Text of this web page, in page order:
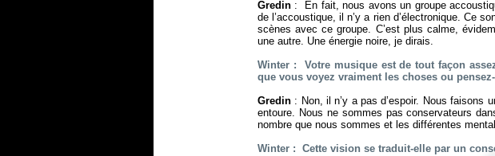
Gredin : En fait, nous avons un groupe
de l’accoustique, il n’y a rien d’électronique. Ce
scènes avec ce groupe. C’est plus calme,
une autre. Une énergie noire, je dirais.
Winter : Votre musique est de tout façon
que vous voyez vraiment les choses ou
Gredin : Non, il n’y a pas d’espoir. Nous faisons
entoure. Nous ne sommes pas conservateurs
nombre que nous sommes et les différentes
Winter : Cette vision se traduit-elle par un